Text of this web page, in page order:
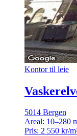
Kontor til leie
5014 Bergen
Areal: 10–280
Pris: 2 550 kr/